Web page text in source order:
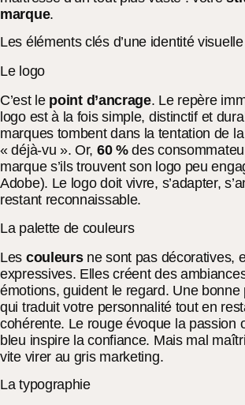
marque.
Les éléments clés d’une identité visuelle
Le logo
C’est le point d’ancrage. Le repère
logo est à la fois simple, distinctif et
marques tombent dans la tentation de
« déjà-vu ». Or, 60 %des
marque s’ils trouvent son logo peu
Adobe). Le logo doit vivre, s’adapter,
restant reconnaissable.
La palette de couleurs
Les couleurs ne sont pas décoratives,
expressives. Elles créent des
émotions, guident le regard. Une bonne
qui traduit votre personnalité tout en
cohérente. Le rouge évoque la passion
bleu inspire la confiance. Mais mal
vite virer au gris marketing.
La typographie